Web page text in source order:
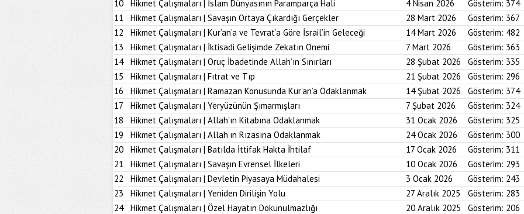
10
Hikmet Çalışmaları | İslam Dünyasının Paramparça Hali 4 Nisan 2026 Gösterim: 374
11
Hikmet Çalışmaları | Savaşın Ortaya Çıkardığı Gerçekler 28 Mart 2026 Gösterim: 367
12
Hikmet Çalışmaları | Kur’an’a ve Tevrat’a Göre İsrail’in Geleceği 14 Mart 2026 Gösterim: 482
13
Hikmet Çalışmaları | İktisadi Gelişimde Zekatın Önemi 7 Mart 2026 Gösterim: 363
14
Hikmet Çalışmaları | Oruç İbadetinde Allah’ın Sınırları 28 Şubat 2026 Gösterim: 335
15
Hikmet Çalışmaları | Fıtrat ve Tıp 21 Şubat 2026 Gösterim: 296
16
Hikmet Çalışmaları | Ramazan Konusunda Kur’an’a Odaklanmak 14 Şubat 2026 Gösterim: 374
17
Hikmet Çalışmaları | Yeryüzünün Şımarmışları 7 Şubat 2026 Gösterim: 324
18
Hikmet Çalışmaları | Allah’ın Kitabına Odaklanmak 31 Ocak 2026 Gösterim: 325
19
Hikmet Çalışmaları | Allah’ın Rızasına Odaklanmak 24 Ocak 2026 Gösterim: 300
20
Hikmet Çalışmaları | Batılda İttifak Hakta İhtilaf 17 Ocak 2026 Gösterim: 311
21
Hikmet Çalışmaları | Savaşın Evrensel İlkeleri 10 Ocak 2026 Gösterim: 293
22
Hikmet Çalışmaları | Devletin Piyasaya Müdahalesi 3 Ocak 2026 Gösterim: 243
23
Hikmet Çalışmaları | Yeniden Dirilişin Yolu 27 Aralık 2025 Gösterim: 283
24
Hikmet Çalışmaları | Özel Hayatın Dokunulmazlığı 20 Aralık 2025 Gösterim: 206